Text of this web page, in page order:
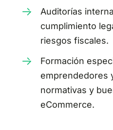
Auditorías
cumplimiento
riesgos fiscales.
Formación
emprendedores
normativas y
eCommerce.